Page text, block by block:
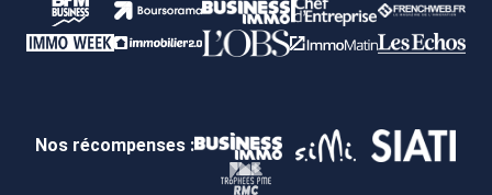
Nos récompenses :